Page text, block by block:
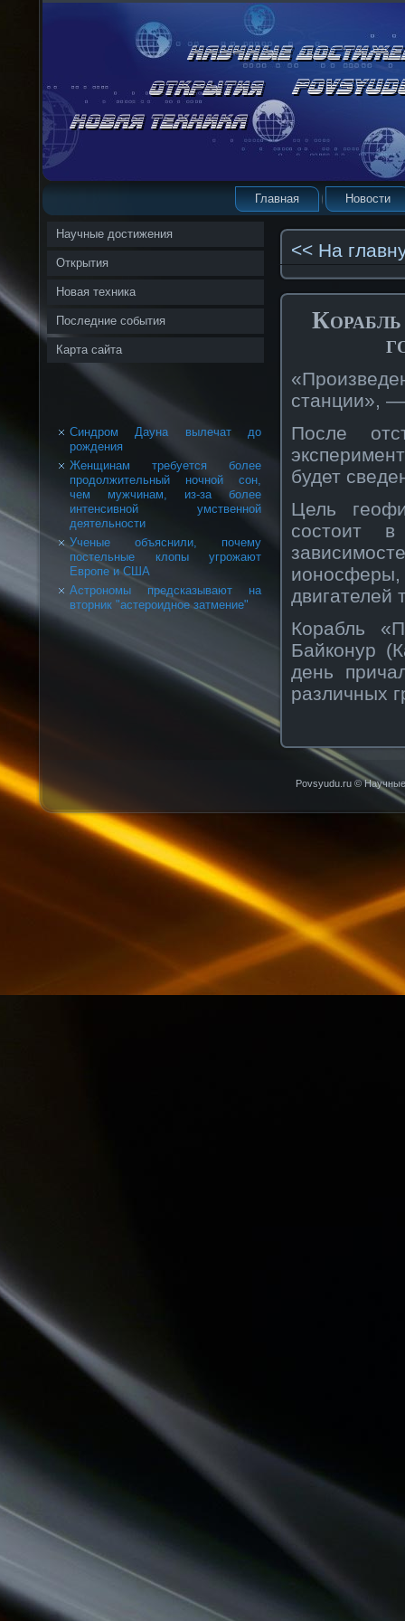
Главная Новости
Научные достижения
Открытия
Новая техника
Последние события
Карта сайта
Синдром Дауна вылечат до
рождения
Женщинам требуется более
продолжительный ночной сон,
чем мужчинам, из-за более
интенсивной умственной
деятельности
Ученые объяснили, почему
постельные клопы угрожают
Европе и США
Астрономы предсказывают на
вторник "астероидное затмение"
<< На
станции»,
После
будет
Цель
состоит в
ионосферы,
двигателей
Корабль
Байконур
день
различных
Povsyudu.ru © Научные